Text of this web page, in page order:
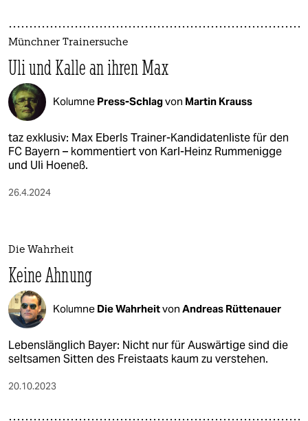
Münchner Trainersuche
Uli und Kalle an ihren Max
Kolumne Press-Schlagvon Martin Krauss
taz exklusiv: Max Eberls Trainer-Kandidaten­liste für den
FC Bayern – kommen­tiert von Karl-Heinz Rummenigge
und Uli Hoeneß.
26.4.2024
Die Wahrheit
Keine Ahnung
Kolumne Die Wahrheitvon Andreas Rüttenauer
Lebenslänglich Bayer: Nicht nur für Auswärtige sind die
seltsamen Sitten des Freistaats kaum zu verstehen.
20.10.2023